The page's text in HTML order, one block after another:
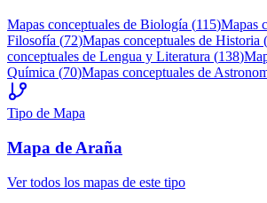
Mapas conceptuales de Biología (115)Mapas
Filosofía (72)Mapas conceptuales de Historia (
conceptuales de Lengua y Literatura (138)
Química (70)Mapas conceptuales de
Tipo de Mapa
Mapa de Araña
Ver todos los mapas de este tipo